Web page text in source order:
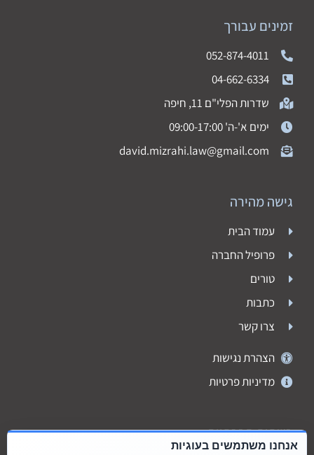
זמינים עבורך
052-874-4011
04-662-6334
שדרות הפלי"ם 11, חיפה
ימים א'-ה' 09:00-17:00
david.mizrahi.law@gmail.com
גישה מהירה
עמוד הבית
פרופיל החברה
טורים
כתבות
צרו קשר
הצהרת נגישות
מדיניות פרטיות
רשתות חברתיות
אנחנו משתמשים בעוגיות